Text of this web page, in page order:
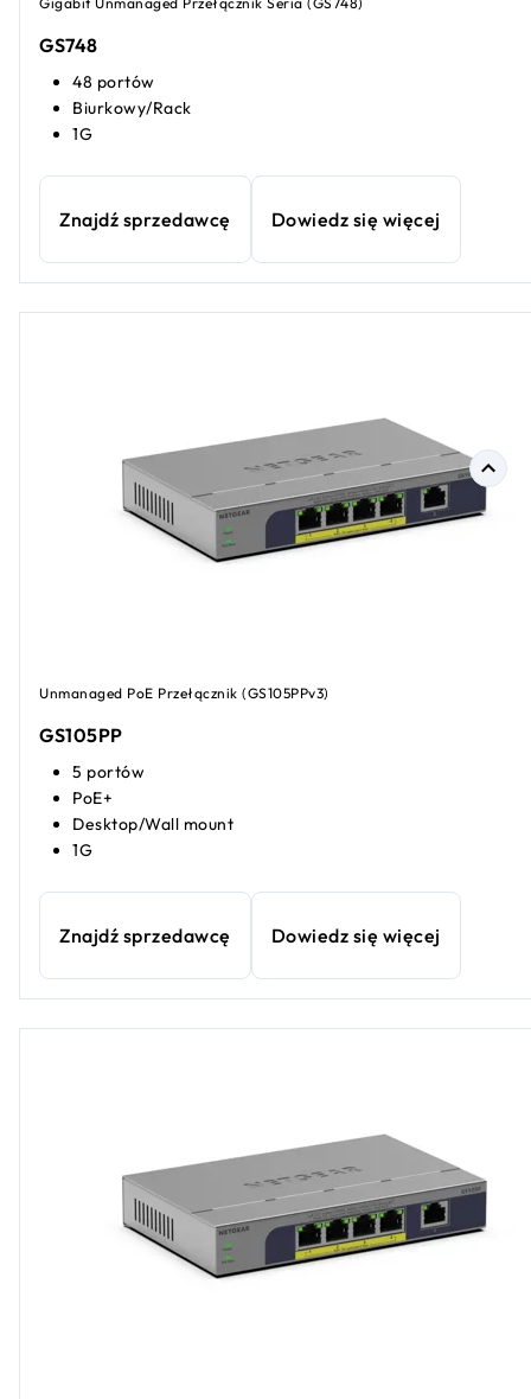
GS748
48 portów
Biurkowy/Rack
1G
Znajdź sprzedawcę Dowiedz się więcej
Unmanaged PoE Przełącznik (GS105PPv3)
GS105PP
5 portów
PoE+
Desktop/Wall mount
1G
Znajdź sprzedawcę Dowiedz się więcej